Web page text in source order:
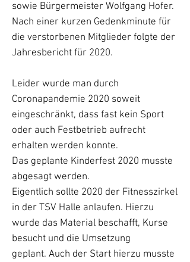
sowie Bürgermeister Wolfgang Hofer.
Nach einer kurzen Gedenkminute für
die verstorbenen Mitglieder folgte der
Jahresbericht für 2020.
Leider wurde man durch
Coronapandemie 2020 soweit
eingeschränkt, dass fast kein Sport
oder auch Festbetrieb aufrecht
erhalten werden konnte.
Das geplante Kinderfest 2020 musste
abgesagt werden.
Eigentlich sollte 2020 der Fitnesszirkel
in der TSV Halle anlaufen. Hierzu
wurde das Material beschafft, Kurse
besucht und die Umsetzung
geplant. Auch der Start hierzu musste